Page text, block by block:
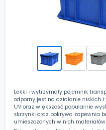
Lekki i wytrzymały pojemnik
odporny jest na działanie niskich
UV oraz większość popularnie
skrzynki oraz pokrywa zapewnia
umieszczonych w nich